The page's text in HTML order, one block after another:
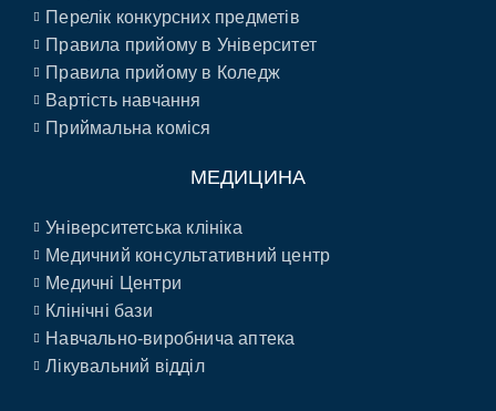
Перелік конкурсних предметів
Правила прийому в Університет
Правила прийому в Коледж
Вартість навчання
Приймальна коміся
МЕДИЦИНА
Університетська клініка
Медичний консультативний центр
Медичні Центри
Клінічні бази
Навчально-виробнича аптека
Лікувальний відділ